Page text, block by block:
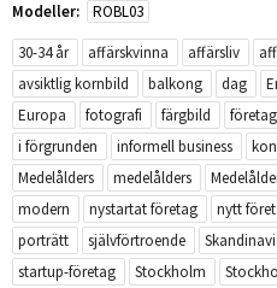
Modeller:
ROBL03
30-34 år
affärskvinna affärsliv
avsiktlig kornbild
balkong dag
Europa
fotografi färgbild
i förgrunden
informell business
Medelålders
medelålders
modern
nystartat företag nytt
porträtt
självförtroende
startup-företag
Stockholm